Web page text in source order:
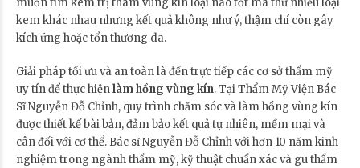
muốn tìm kem trị thâm vùng kín loại nào tốt mà thử nhiều loại
kem khác nhau nhưng kết quả không như ý, thậm chí còn gây
kích ứng hoặc tổn thương da.
Giải pháp tối ưu và an toàn là đến trực tiếp các cơ sở thẩm mỹ
uy tín để thực hiệnlàm hồng vùng kín. Tại Thẩm Mỹ Viện Bác
Sĩ Nguyễn Đỗ Chỉnh, quy trình chăm sóc và làm hồng vùng kín
được thiết kế bài bản, đảm bảo kết quả tự nhiên, mềm mại và
cân đối với cơ thể. Bác sĩ Nguyễn Đỗ Chỉnh với hơn 10 năm kinh
nghiệm trong ngành thẩm mỹ, kỹ thuật chuẩn xác và gu thẩm